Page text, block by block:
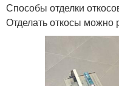
Способы отделки
Отделать откосы